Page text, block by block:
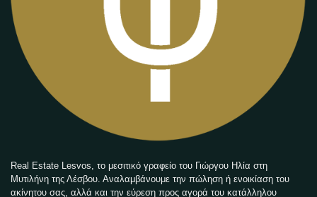
Real Estate Lesvos, το μεσιτικό γραφείο του Γιώργου Ηλία στη
Μυτιλήνη της Λέσβου. Αναλαμβάνουμε την πώληση ή ενοικίαση του
ακίνητου σας, αλλά και την εύρεση προς αγορά του κατάλληλου